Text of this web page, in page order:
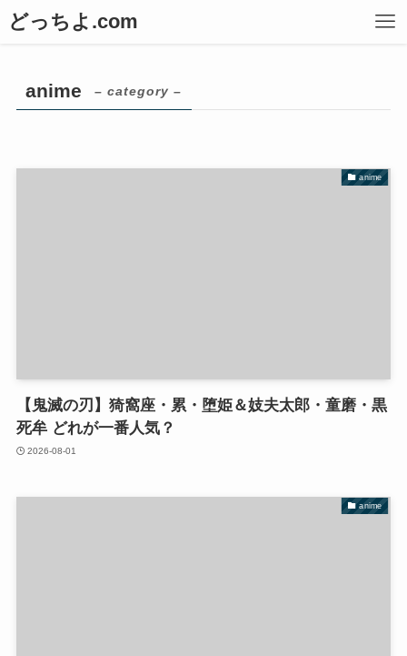
どっちよ.com
anime – category –
anime
【鬼滅の刃】猗窩座・累・堕姫＆妓夫太郎・童磨・黒
死牟 どれが一番人気？
2026-08-01
anime